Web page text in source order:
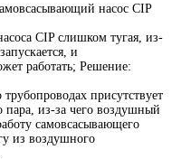
насос CIP
CIP слишком тугая, из-
и
работать; Решение:
присутствует
из-за чего воздушный
самовсасывающего
из воздушного